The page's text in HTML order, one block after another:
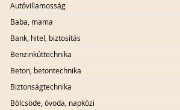
Autóvillamosság
Baba, mama
Bank, hitel, biztosítás
Benzinkúttechnika
Beton, betontechnika
Biztonságtechnika
Bölcsöde, óvoda, napközi